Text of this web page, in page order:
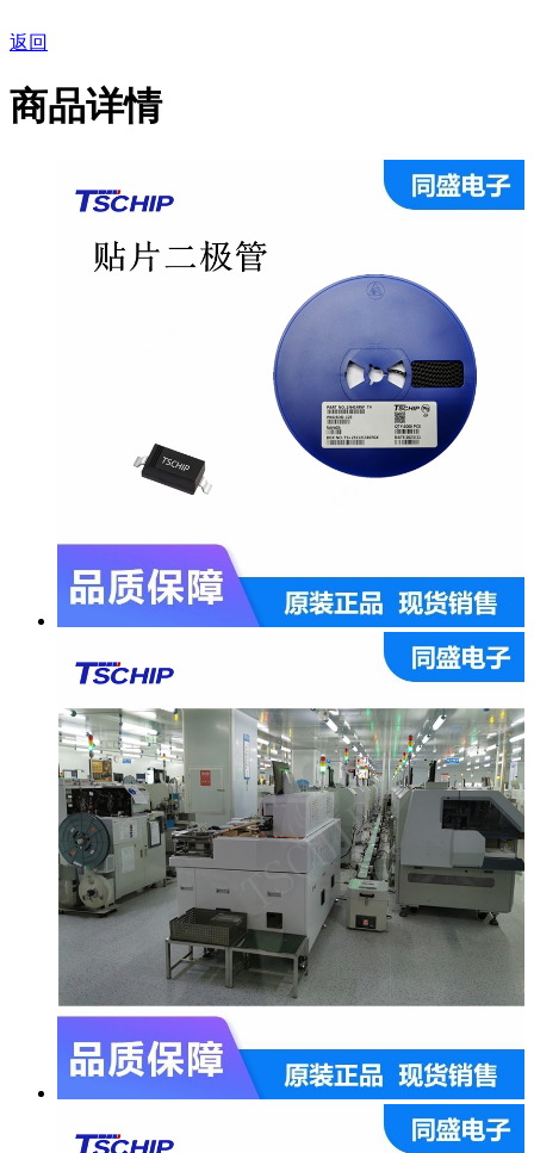
返回
商品详情